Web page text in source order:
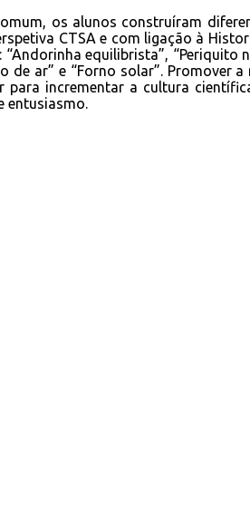
os alunos construíram
CTSA e com ligação à
equilibrista”,
de ar” e “Forno solar”.
para incrementar a cultura
entusiasmo.